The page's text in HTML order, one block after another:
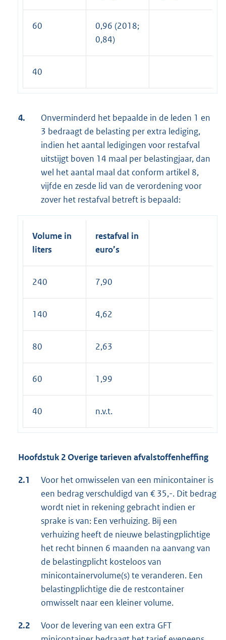
60
0,96 (2018;
0,84)
40
4.
Onverminderd het bepaalde in de leden 1 en
3 bedraagt de belasting per extra lediging,
indien het aantal ledigingen voor restafval
uitstijgt boven 14 maal per belastingjaar, dan
wel het aantal maal dat conform artikel 8,
vijfde en zesde lid van de verordening voor
zover het restafval betreft is bepaald:
Volume in
liters
restafval in
euro’s
240 7,90
140 4,62
80 2,63
60 1,99
40 n.v.t.
Hoofdstuk 2 Overige tarieven afvalstoffenheffing
2.1
Voor het omwisselen van een minicontainer is
een bedrag verschuldigd van € 35,-. Dit bedrag
wordt niet in rekening gebracht indien er
sprake is van: Een verhuizing. Bij een
verhuizing heeft de nieuwe belastingplichtige
het recht binnen 6 maanden na aanvang van
de belastingplicht kosteloos van
minicontainervolume(s) te veranderen. Een
belastingplichtige die de restcontainer
omwisselt naar een kleiner volume.
2.2
Voor de levering van een extra GFT